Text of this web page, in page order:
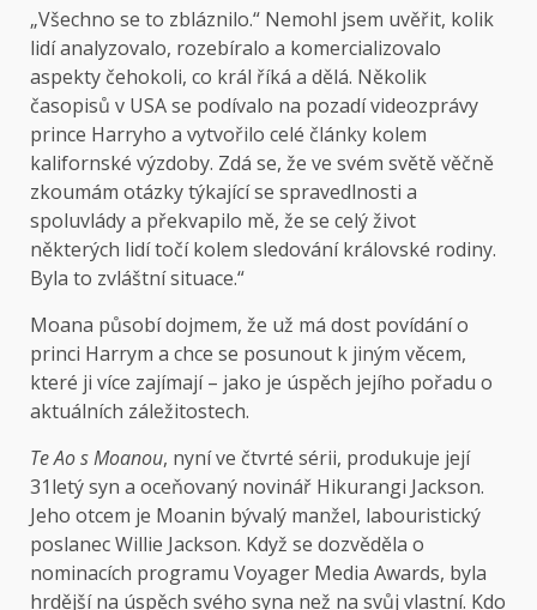
„Všechno se to zbláznilo.“ Nemohl jsem uvěřit, kolik
lidí analyzovalo, rozebíralo a komercializovalo
aspekty čehokoli, co král říká a dělá. Několik
časopisů v USA se podívalo na pozadí videozprávy
prince Harryho a vytvořilo celé články kolem
kalifornské výzdoby. Zdá se, že ve svém světě věčně
zkoumám otázky týkající se spravedlnosti a
spoluvlády a překvapilo mě, že se celý život
některých lidí točí kolem sledování královské rodiny.
Byla to zvláštní situace.“
Moana působí dojmem, že už má dost povídání o
princi Harrym a chce se posunout k jiným věcem,
které ji více zajímají – jako je úspěch jejího pořadu o
aktuálních záležitostech.
Te Ao s Moanou, nyní ve čtvrté sérii, produkuje její
31letý syn a oceňovaný novinář Hikurangi Jackson.
Jeho otcem je Moanin bývalý manžel, labouristický
poslanec Willie Jackson. Když se dozvěděla o
nominacích programu Voyager Media Awards, byla
hrdější na úspěch svého syna než na svůj vlastní. Kdo